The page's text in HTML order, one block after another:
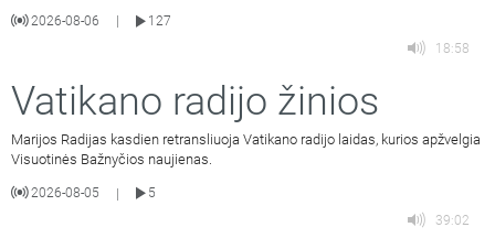
2026-08-06
127
18:58
Vatikano radijo žinios
Marijos Radijas kasdien retransliuoja Vatikano radijo laidas, kurios apžvelgia
Visuotinės Bažnyčios naujienas.
2026-08-05 |
5
39:02